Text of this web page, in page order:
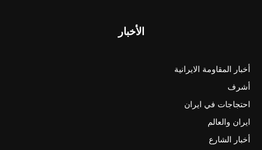
الأخبار
أخبار المقاومة الايرانية
أشرف
احتجاجات في ايران
ايران والعالم
أخبار الشارع